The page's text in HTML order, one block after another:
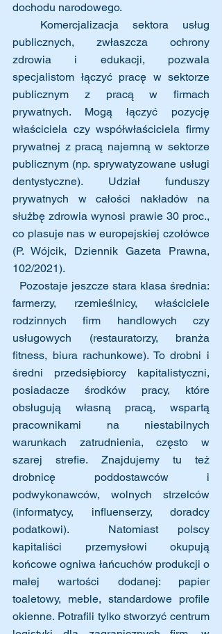
dochodu narodowego.
publicznych, zwłaszcza ochrony
zdrowia i edukacji, pozwala
specjalistom łączyć pracę w sektorze
publicznym z pracą w firmach
prywatnych. Mogą łączyć pozycję
właściciela czy współwłaściciela firmy
prywatnej z pracą najemną w sektorze
publicznym (np. sprywatyzowane usługi
dentystyczne). Udział funduszy
prywatnych w całości nakładów na
służbę zdrowia wynosi prawie 30 proc.,
co plasuje nas w europejskiej czołówce
(P. Wójcik, Dziennik Gazeta Prawna,
102/2021).
farmerzy, rzemieślnicy, właściciele
rodzinnych firm handlowych czy
usługowych (restauratorzy, branża
fitness, biura rachunkowe). To drobni i
średni przedsiębiorcy kapitalistyczni,
posiadacze środków pracy, które
obsługują własną pracą, wspartą
pracownikami na niestabilnych
warunkach zatrudnienia, często w
szarej strefie. Znajdujemy tu też
drobnicę poddostawców i
podwykonawców, wolnych strzelców
(informatycy, influenserzy, doradcy
podatkowi).  Natomiast polscy
kapitaliści przemysłowi okupują
końcowe ogniwa łańcuchów produkcji o
małej wartości dodanej: papier
toaletowy, meble, standardowe profile
okienne. Potrafili tylko stworzyć centrum